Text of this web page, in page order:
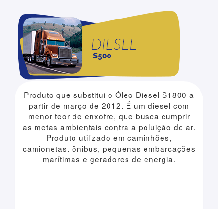
Produto que substitui o Óleo Diesel S1800 a
partir de março de 2012. É um diesel com
menor teor de enxofre, que busca cumprir
as metas ambientais contra a poluição do ar.
Produto utilizado em caminhões,
camionetas, ônibus, pequenas embarcações
marítimas e geradores de energia.